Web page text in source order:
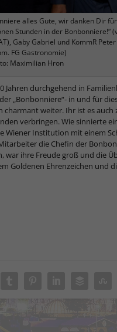
alles Gute, wir danken Dir
Stunden in der Bonbonniere!“
Gaby Gabriel und KommR
FG Gastronomie)
Maximilian Hron
durchgehend in
„Bonbonniere“- in und für
weiter. Ihr ist es auch
verbringen. Wie sinnierte
Wiener Institution mit einem
die Chefin der
ihre Freude groß und die
Goldenen Ehrenzeichen und